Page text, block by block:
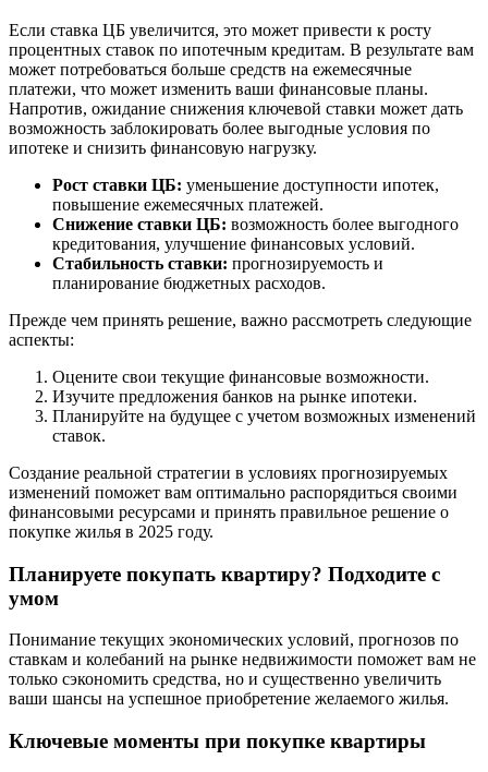
Если ставка ЦБ увеличится, это может привести к росту
процентных ставок по ипотечным кредитам. В результате вам
может потребоваться больше средств на ежемесячные
платежи, что может изменить ваши финансовые планы.
Напротив, ожидание снижения ключевой ставки может дать
возможность заблокировать более выгодные условия по
ипотеке и снизить финансовую нагрузку.
Рост ставки ЦБ: уменьшение доступности ипотек,
повышение ежемесячных платежей.
Снижение ставки ЦБ: возможность более выгодного
кредитования, улучшение финансовых условий.
Стабильность ставки: прогнозируемость и
планирование бюджетных расходов.
Прежде чем принять решение, важно рассмотреть следующие
аспекты:
Оцените свои текущие финансовые возможности.
Изучите предложения банков на рынке ипотеки.
Планируйте на будущее с учетом возможных изменений
ставок.
Создание реальной стратегии в условиях прогнозируемых
изменений поможет вам оптимально распорядиться своими
финансовыми ресурсами и принять правильное решение о
покупке жилья в 2025 году.
Планируете покупать квартиру? Подходите с
умом
Понимание текущих экономических условий, прогнозов по
ставкам и колебаний на рынке недвижимости поможет вам не
только сэкономить средства, но и существенно увеличить
ваши шансы на успешное приобретение желаемого жилья.
Ключевые моменты при покупке квартиры